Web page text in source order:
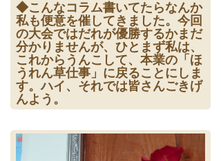
◆こんなコラム書いてたらなんか
私も便意を催してきました。今回
の大会ではだれが優勝するかまだ
分かりませんが、ひとまず私は、
これからうんこして、本業の「ほ
うれん草仕事」に戻ることにしま
す。ハイ、それでは皆さんごきげ
んよう。